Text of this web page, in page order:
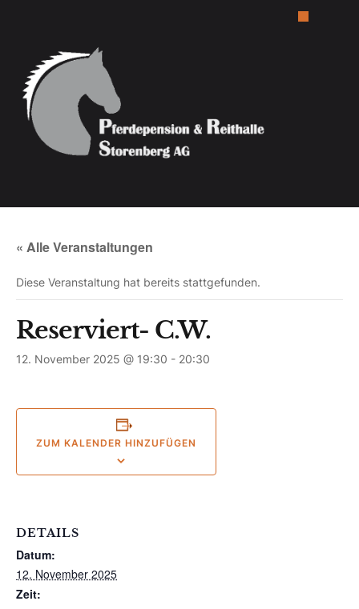
« Alle Veranstaltungen
Diese Veranstaltung hat bereits stattgefunden.
Reserviert- C.W.
12. November 2025 @ 19:30 - 20:30
ZUM KALENDER HINZUFÜGEN
DETAILS
Datum:
12. November 2025
Zeit: